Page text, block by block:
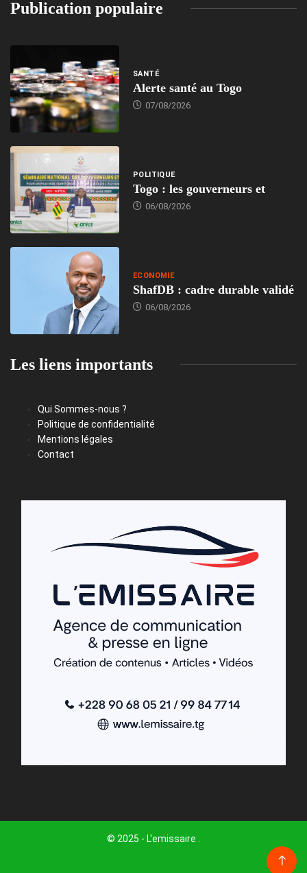
Publication populaire
SANTÉ
Alerte santé au Togo
07/08/2026
POLITIQUE
Togo : les gouverneurs et
06/08/2026
ECONOMIE
ShafDB : cadre durable validé
06/08/2026
Les liens importants
Qui Sommes-nous ?
Politique de confidentialité
Mentions légales
Contact
© 2025 - L'emissaire .